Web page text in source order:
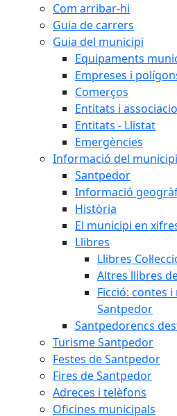
Com arribar-hi
Guia de carrers
Guia del municipi
Equipaments
Empreses i
Comerços
Entitats i
Entitats - Llistat
Emergències
Informació del municipi
Santpedor
Informació
Història
El municipi en
Llibres
Llibres
Altres llibres
Ficció: contes i
Santpedor
Santpedorencs
Turisme Santpedor
Festes de Santpedor
Fires de Santpedor
Adreces i telèfons
Oficines municipals